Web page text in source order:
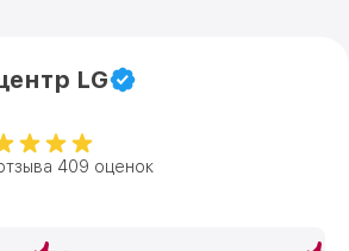
LG
409 оценок